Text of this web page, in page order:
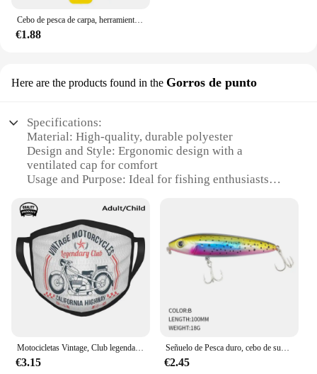
Cebo de pesca de carpa, herramienta para exteriores, accesorios de pesca, alimentador de aparejos, regalo, 1 unidad
€1.88
Here are the products found in the Gorros de punto
Specifications:
Material: High-quality, durable polyester
Design and Style: Ergonomic design with a
ventilated cap for comfort
Usage and Purpose: Ideal for fishing enthusiasts
Performance and Property: Lightweight, ensuring
ease of movement
Parts and Accessories: Includes a detachable visor
for sun protection
Applicable People: Suitable for both men and
women
Features:
**Comfort and Durability**
The Fishing Helmet is crafted from premium
polyester, offering a balance of comfort and
durability. Its ergonomic design ensures a snug fit,
Motocicletas Vintage, Club legendario, ciclistas de carretera, americano divertido, 9 pesca, Camping, caza, gorra al aire libre, casco Unisex
€3.15
Señuelo de Pesca duro, cebo de superficie de 1 piezas, 100mm, 18g, lápiz, lubina, carpa, Skitter, perrito, Wobbler, Topwater, 9156
€2.45